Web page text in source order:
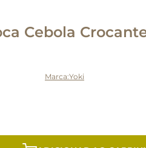
Cebola
Yoki